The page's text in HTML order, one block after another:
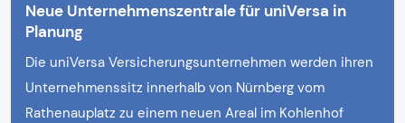
Neue Unternehmenszentrale für uniVersa in
Planung
Die uniVersa Versicherungsunternehmen werden ihren
Unternehmenssitz innerhalb von Nürnberg vom
Rathenauplatz zu einem neuen Areal im Kohlenhof